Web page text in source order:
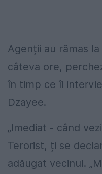
Agenții au rămas
câteva ore,
în timp ce îi
Dzayee.
„Imediat - când
Terorist, ți se
adăugat vecinul.